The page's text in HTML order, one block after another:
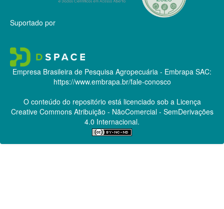
Suportado por
Empresa Brasileira de Pesquisa Agropecuária - Embrapa SAC:
https://www.embrapa.br/fale-conosco
O conteúdo do repositório está licenciado sob a Licença
Creative CommonsAtribuição - NãoComercial - SemDerivações
4.0 Internacional.